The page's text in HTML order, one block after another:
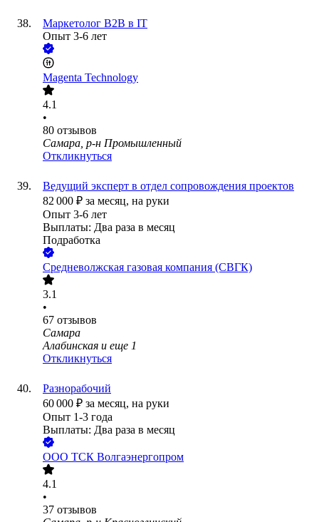
Маркетолог B2B в IT
Опыт 3-6 лет
Magenta Technology
4.1
•
80 отзывов
Самара, р-н Промышленный
Откликнуться
Ведущий эксперт в отдел сопровождения проектов
82 000 ₽ за месяц, на руки
Опыт 3-6 лет
Выплаты: Два раза в месяц
Подработка
Средневолжская газовая компания (СВГК)
3.1
•
67 отзывов
Самара
Алабинская и еще 1
Откликнуться
Разнорабочий
60 000 ₽ за месяц, на руки
Опыт 1-3 года
Выплаты: Два раза в месяц
ООО ТСК Волгаэнергопром
4.1
•
37 отзывов